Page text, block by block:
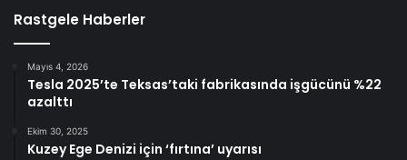
Rastgele Haberler
Mayıs 4, 2026
Tesla 2025’te Teksas’taki fabrikasında işgücünü %22
azalttı
Ekim 30, 2025
Kuzey Ege Denizi için ‘fırtına’ uyarısı